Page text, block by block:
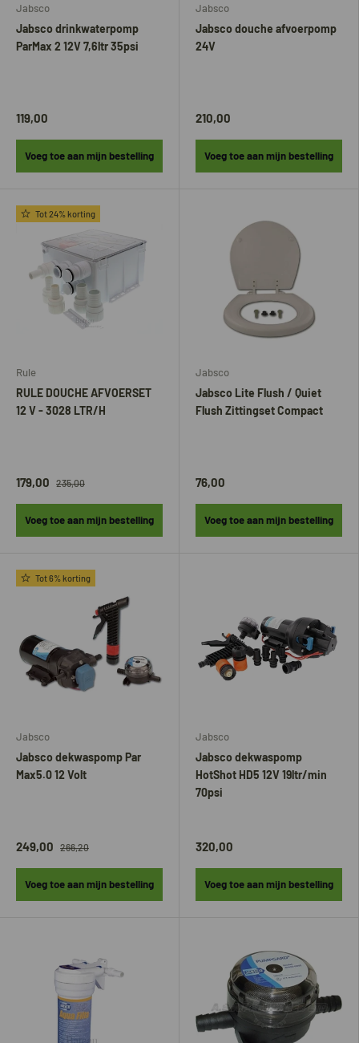
Jabsco
Jabsco drinkwaterpomp
ParMax 2 12V 7,6ltr 35psi
119,00
Voeg toe aan mijn bestelling
Jabsco
Jabsco douche afvoerpomp
24V
210,00
Voeg toe aan mijn bestelling
Tot 24% korting
Rule
RULE DOUCHE AFVOERSET
12 V - 3028 LTR/H
179,00 235,00
Voeg toe aan mijn bestelling
Jabsco
Jabsco Lite Flush / Quiet
Flush Zittingset Compact
76,00
Voeg toe aan mijn bestelling
Tot 6% korting
Jabsco
Jabsco dekwaspomp Par
Max5.0 12 Volt
249,00 266,20
Voeg toe aan mijn bestelling
Jabsco
Jabsco dekwaspomp
HotShot HD5 12V 19ltr/min
70psi
320,00
Voeg toe aan mijn bestelling